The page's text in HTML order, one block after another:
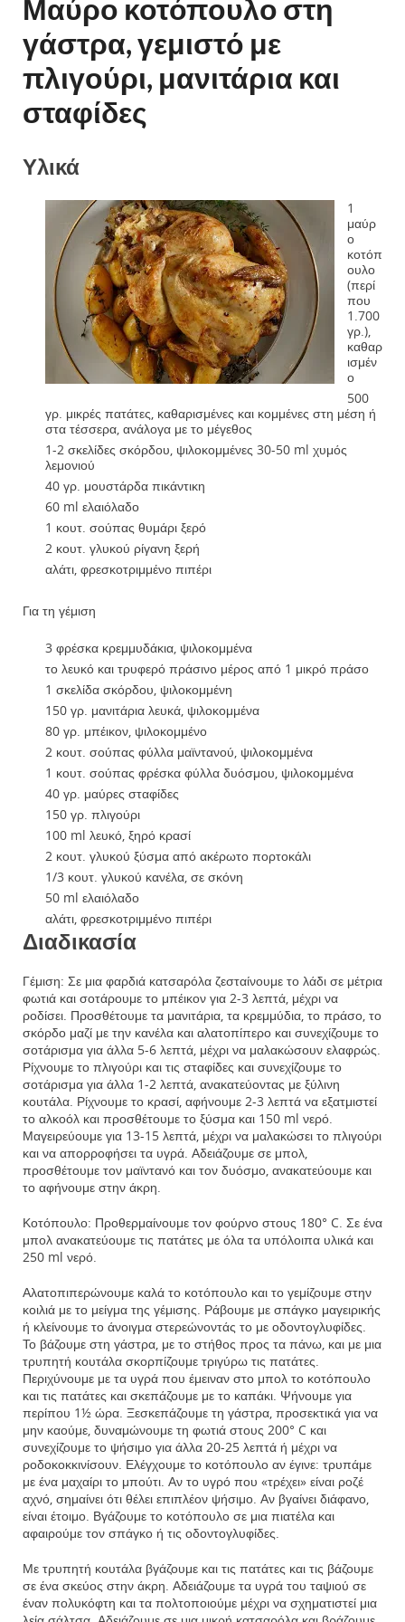
Μαύρο κοτόπουλο στη
γάστρα, γεμιστό με
πλιγούρι, μανιτάρια και
σταφίδες
Υλικά
1
μαύρ
ο
κοτόπ
ουλο
(περί
που
1.700
γρ.),
καθαρ
ισμέν
ο
500
γρ. μικρές πατάτες, καθαρισμένες και κομμένες στη μέση ή
στα τέσσερα, ανάλογα με το μέγεθος
1-2 σκελίδες σκόρδου, ψιλοκομμένες 30-50 ml χυμός
λεμονιού
40 γρ. μουστάρδα πικάντικη
60 ml ελαιόλαδο
1 κουτ. σούπας θυμάρι ξερό
2 κουτ. γλυκού ρίγανη ξερή
αλάτι, φρεσκοτριμμένο πιπέρι
Για τη γέμιση
3 φρέσκα κρεμμυδάκια, ψιλοκομμένα
το λευκό και τρυφερό πράσινο μέρος από 1 μικρό πράσο
1 σκελίδα σκόρδου, ψιλοκομμένη
150 γρ. μανιτάρια λευκά, ψιλοκομμένα
80 γρ. μπέικον, ψιλοκομμένο
2 κουτ. σούπας φύλλα μαϊντανού, ψιλοκομμένα
1 κουτ. σούπας φρέσκα φύλλα δυόσμου, ψιλοκομμένα
40 γρ. μαύρες σταφίδες
150 γρ. πλιγούρι
100 ml λευκό, ξηρό κρασί
2 κουτ. γλυκού ξύσμα από ακέρωτο πορτοκάλι
1/3 κουτ. γλυκού κανέλα, σε σκόνη
50 ml ελαιόλαδο
αλάτι, φρεσκοτριμμένο πιπέρι
Διαδικασία
Γέμιση: Σε μια φαρδιά κατσαρόλα ζεσταίνουμε το λάδι σε μέτρια
φωτιά και σοτάρουμε το μπέικον για 2-3 λεπτά, μέχρι να
ροδίσει. Προσθέτουμε τα μανιτάρια, τα κρεμμύδια, το πράσο, το
σκόρδο μαζί με την κανέλα και αλατοπίπερο και συνεχίζουμε το
σοτάρισμα για άλλα 5-6 λεπτά, μέχρι να μαλακώσουν ελαφρώς.
Ρίχνουμε το πλιγούρι και τις σταφίδες και συνεχίζουμε το
σοτάρισμα για άλλα 1-2 λεπτά, ανακατεύοντας με ξύλινη
κουτάλα. Ρίχνουμε το κρασί, αφήνουμε 2-3 λεπτά να εξατμιστεί
το αλκοόλ και προσθέτουμε το ξύσμα και 150 ml νερό.
Μαγειρεύουμε για 13-15 λεπτά, μέχρι να μαλακώσει το πλιγούρι
και να απορροφήσει τα υγρά. Αδειάζουμε σε μπολ,
προσθέτουμε τον μαϊντανό και τον δυόσμο, ανακατεύουμε και
το αφήνουμε στην άκρη.
Κοτόπουλο: Προθερμαίνουμε τον φούρνο στους 180° C. Σε ένα
μπολ ανακατεύουμε τις πατάτες με όλα τα υπόλοιπα υλικά και
250 ml νερό.
Αλατοπιπερώνουμε καλά το κοτόπουλο και το γεμίζουμε στην
κοιλιά με το μείγμα της γέμισης. Ράβουμε με σπάγκο μαγειρικής
ή κλείνουμε το άνοιγμα στερεώνοντάς το με οδοντογλυφίδες.
Το βάζουμε στη γάστρα, με το στήθος προς τα πάνω, και με μια
τρυπητή κουτάλα σκορπίζουμε τριγύρω τις πατάτες.
Περιχύνουμε με τα υγρά που έμειναν στο μπολ το κοτόπουλο
και τις πατάτες και σκεπάζουμε με το καπάκι. Ψήνουμε για
περίπου 1½ ώρα. Ξεσκεπάζουμε τη γάστρα, προσεκτικά για να
μην καούμε, δυναμώνουμε τη φωτιά στους 200° C και
συνεχίζουμε το ψήσιμο για άλλα 20-25 λεπτά ή μέχρι να
ροδοκοκκινίσουν. Ελέγχουμε το κοτόπουλο αν έγινε: τρυπάμε
με ένα μαχαίρι το μπούτι. Αν το υγρό που «τρέχει» είναι ροζέ
αχνό, σημαίνει ότι θέλει επιπλέον ψήσιμο. Αν βγαίνει διάφανο,
είναι έτοιμο. Βγάζουμε το κοτόπουλο σε μια πιατέλα και
αφαιρούμε τον σπάγκο ή τις οδοντογλυφίδες.
Με τρυπητή κουτάλα βγάζουμε και τις πατάτες και τις βάζουμε
σε ένα σκεύος στην άκρη. Αδειάζουμε τα υγρά του ταψιού σε
έναν πολυκόφτη και τα πολτοποιούμε μέχρι να σχηματιστεί μια